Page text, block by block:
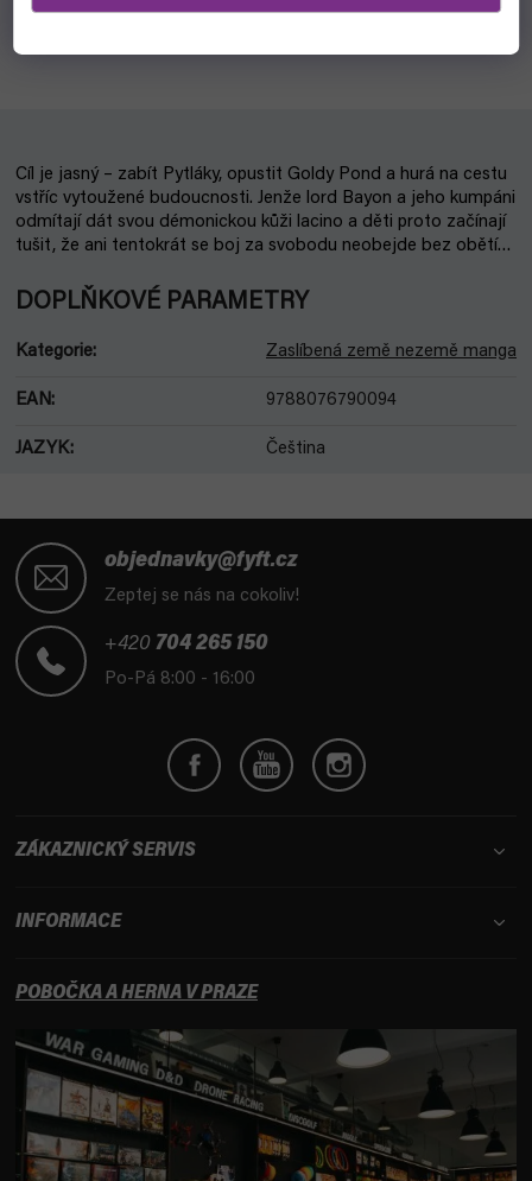
pronásledovateli do divočiny, snaží se Lucas a Hugo
Cíl je jasný – zabít Pytláky, opustit Goldy Pond a hurá na cestu
vstříc vytoužené budoucnosti. Jenže lord Bayon a jeho kumpáni
odmítají dát svou démonickou kůži lacino a děti proto začínají
tušit, že ani tentokrát se boj za svobodu neobejde bez obětí…
DOPLŇKOVÉ PARAMETRY
Kategorie: Zaslíbená země nezemě manga
EAN: 9788076790094
JAZYK: Čeština
objednavky@fyft.cz
Zeptej se nás na cokoliv!
+420 704 265 150
Po-Pá 8:00 - 16:00
ZÁKAZNICKÝ SERVIS
INFORMACE
POBOČKA A HERNA V PRAZE